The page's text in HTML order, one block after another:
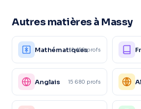
Autres matières à Massy
Mathématiques
12 450 profs
Anglais 15 680 profs